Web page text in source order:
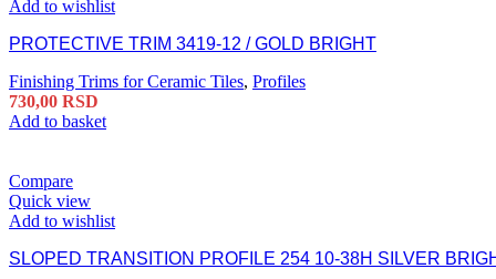
Add to wishlist
PROTECTIVE TRIM 3419-12 / GOLD BRIGHT
Finishing Trims for Ceramic Tiles, Profiles
730,00 RSD
Add to basket
Compare
Quick view
Add to wishlist
SLOPED TRANSITION PROFILE 254 10-38H SILVER